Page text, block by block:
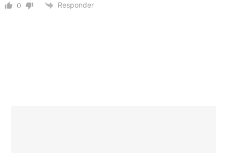
0 Responder